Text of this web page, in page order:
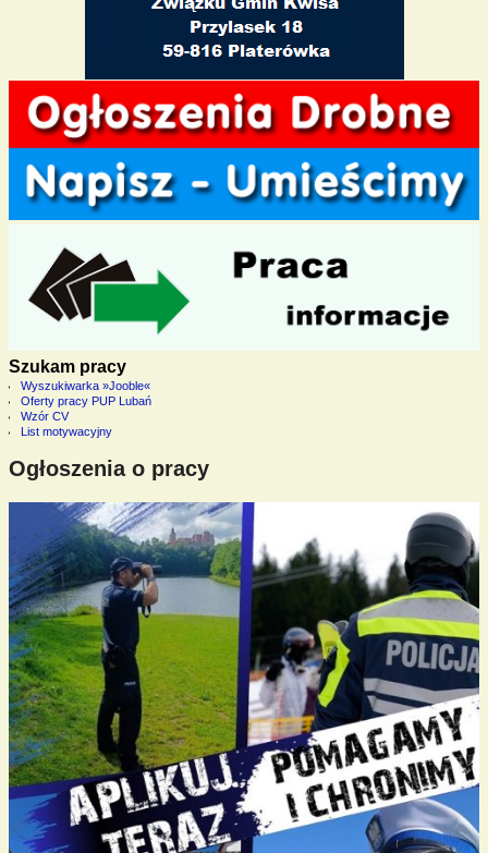
Szukam pracy
Wyszukiwarka »Jooble«
Oferty pracy PUP Lubań
Wzór CV
List motywacyjny
Ogłoszenia o pracy